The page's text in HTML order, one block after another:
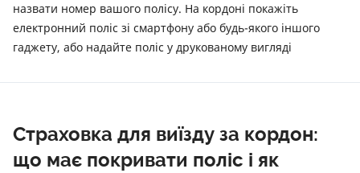
назвати номер вашого полісу. На кордоні покажіть
електронний поліс зі смартфону або будь-якого іншого
гаджету, або надайте поліс у друкованому вигляді
Страховка для виїзду за кордон:
що має покривати поліс і як